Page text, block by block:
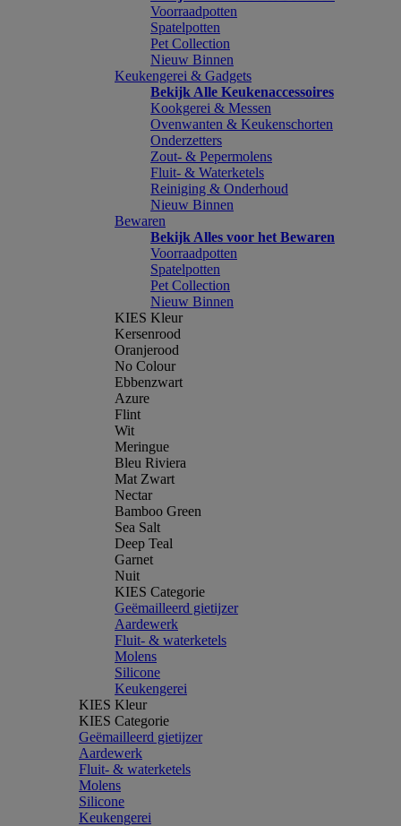
Voorraadpotten
Spatelpotten
Pet Collection
Nieuw Binnen
Keukengerei & Gadgets
Bekijk Alle Keukenaccessoires
Kookgerei & Messen
Ovenwanten & Keukenschorten
Onderzetters
Zout- & Pepermolens
Fluit- & Waterketels
Reiniging & Onderhoud
Nieuw Binnen
Bewaren
Bekijk Alles voor het Bewaren
Voorraadpotten
Spatelpotten
Pet Collection
Nieuw Binnen
KIES Kleur
Kersenrood
Oranjerood
No Colour
Ebbenzwart
Azure
Flint
Wit
Meringue
Bleu Riviera
Mat Zwart
Nectar
Bamboo Green
Sea Salt
Deep Teal
Garnet
Nuit
KIES Categorie
Geëmailleerd gietijzer
Aardewerk
Fluit- & waterketels
Molens
Silicone
Keukengerei
KIES Kleur
KIES Categorie
Geëmailleerd gietijzer
Aardewerk
Fluit- & waterketels
Molens
Silicone
Keukengerei